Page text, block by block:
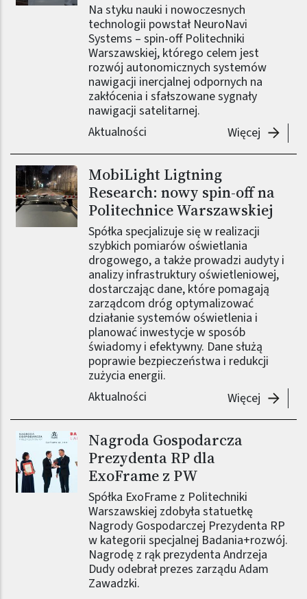
Na styku nauki i nowoczesnych
technologii powstał NeuroNavi
Systems – spin-off Politechniki
Warszawskiej, którego celem jest
rozwój autonomicznych systemów
nawigacji inercjalnej odpornych na
zakłócenia i sfałszowane sygnały
nawigacji satelitarnej.
Aktualności
Więcej
Obraz (old)
MobiLight Ligtning
Research: nowy spin-off na
Politechnice Warszawskiej
Spółka specjalizuje się w realizacji
szybkich pomiarów oświetlania
drogowego, a także prowadzi audyty i
analizy infrastruktury oświetleniowej,
dostarczając dane, które pomagają
zarządcom dróg optymalizować
działanie systemów oświetlenia i
planować inwestycje w sposób
świadomy i efektywny. Dane służą
poprawie bezpieczeństwa i redukcji
zużycia energii.
Aktualności
Więcej
Nagroda Gospodarcza
Prezydenta RP dla
ExoFrame z PW
Spółka ExoFrame z Politechniki
Warszawskiej zdobyła statuetkę
Nagrody Gospodarczej Prezydenta RP
w kategorii specjalnej Badania+rozwój.
Nagrodę z rąk prezydenta Andrzeja
Dudy odebrał prezes zarządu Adam
Zawadzki.